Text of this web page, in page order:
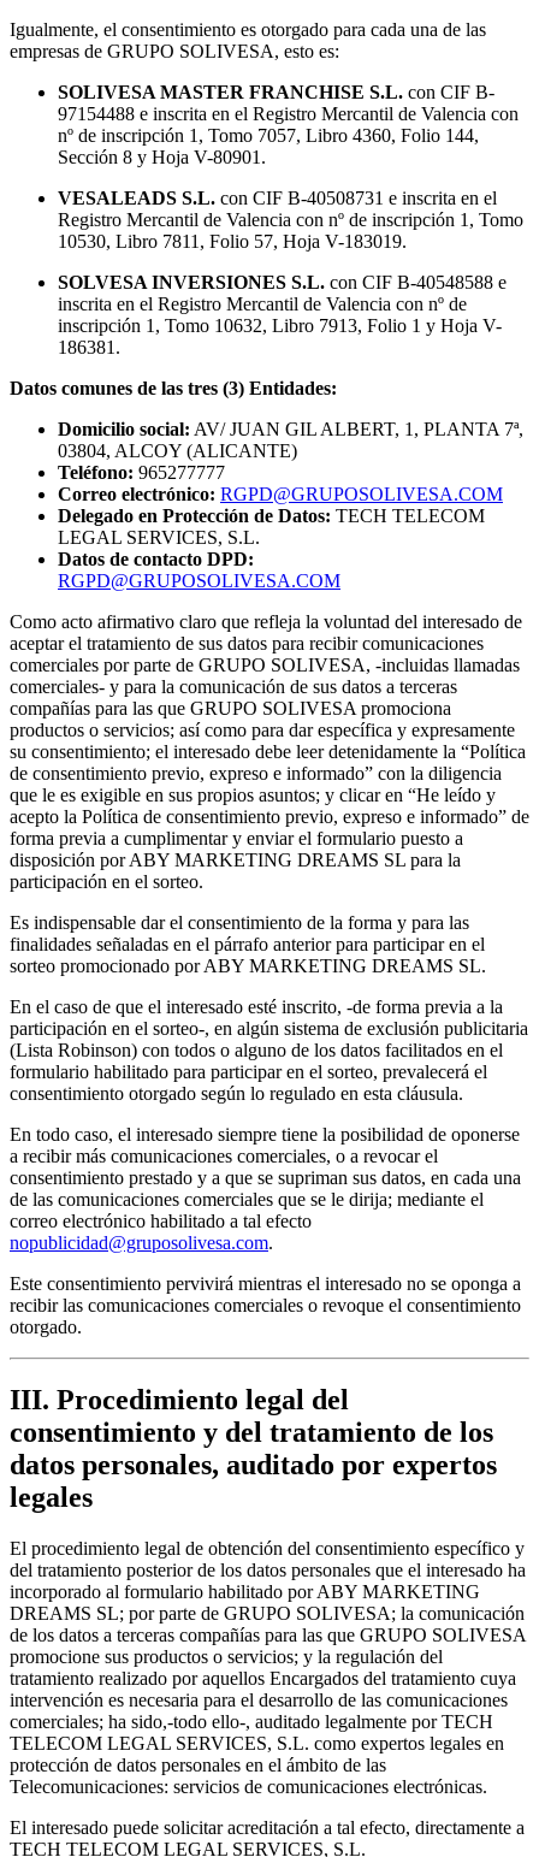
Igualmente, el consentimiento es otorgado para cada una de las
empresas de GRUPO SOLIVESA, esto es:
SOLIVESA MASTER FRANCHISE S.L. con CIF B-
97154488 e inscrita en el Registro Mercantil de Valencia con
nº de inscripción 1, Tomo 7057, Libro 4360, Folio 144,
Sección 8 y Hoja V-80901.
VESALEADS S.L. con CIF B-40508731 e inscrita en el
Registro Mercantil de Valencia con nº de inscripción 1, Tomo
10530, Libro 7811, Folio 57, Hoja V-183019.
SOLVESA INVERSIONES S.L. con CIF B-40548588 e
inscrita en el Registro Mercantil de Valencia con nº de
inscripción 1, Tomo 10632, Libro 7913, Folio 1 y Hoja V-
186381.
Datos comunes de las tres (3) Entidades:
Domicilio social: AV/ JUAN GIL ALBERT, 1, PLANTA 7ª,
03804, ALCOY (ALICANTE)
Teléfono: 965277777
Correo electrónico: RGPD@GRUPOSOLIVESA.COM
Delegado en Protección de Datos: TECH TELECOM
LEGAL SERVICES, S.L.
Datos de contacto DPD:
RGPD@GRUPOSOLIVESA.COM
Como acto afirmativo claro que refleja la voluntad del interesado de
aceptar el tratamiento de sus datos para recibir comunicaciones
comerciales por parte de GRUPO SOLIVESA, -incluidas llamadas
comerciales- y para la comunicación de sus datos a terceras
compañías para las que GRUPO SOLIVESA promociona
productos o servicios; así como para dar específica y expresamente
su consentimiento; el interesado debe leer detenidamente la “Política
de consentimiento previo, expreso e informado” con la diligencia
que le es exigible en sus propios asuntos; y clicar en “He leído y
acepto la Política de consentimiento previo, expreso e informado” de
forma previa a cumplimentar y enviar el formulario puesto a
disposición por ABY MARKETING DREAMS SL para la
participación en el sorteo.
Es indispensable dar el consentimiento de la forma y para las
finalidades señaladas en el párrafo anterior para participar en el
sorteo promocionado por ABY MARKETING DREAMS SL.
En el caso de que el interesado esté inscrito, -de forma previa a la
participación en el sorteo-, en algún sistema de exclusión publicitaria
(Lista Robinson) con todos o alguno de los datos facilitados en el
formulario habilitado para participar en el sorteo, prevalecerá el
consentimiento otorgado según lo regulado en esta cláusula.
En todo caso, el interesado siempre tiene la posibilidad de oponerse
a recibir más comunicaciones comerciales, o a revocar el
consentimiento prestado y a que se supriman sus datos, en cada una
de las comunicaciones comerciales que se le dirija; mediante el
correo electrónico habilitado a tal efecto
nopublicidad@gruposolivesa.com.
Este consentimiento pervivirá mientras el interesado no se oponga a
recibir las comunicaciones comerciales o revoque el consentimiento
otorgado.
III. Procedimiento legal del
consentimiento y del tratamiento de los
datos personales, auditado por expertos
legales
El procedimiento legal de obtención del consentimiento específico y
del tratamiento posterior de los datos personales que el interesado ha
incorporado al formulario habilitado por ABY MARKETING
DREAMS SL; por parte de GRUPO SOLIVESA; la comunicación
de los datos a terceras compañías para las que GRUPO SOLIVESA
promocione sus productos o servicios; y la regulación del
tratamiento realizado por aquellos Encargados del tratamiento cuya
intervención es necesaria para el desarrollo de las comunicaciones
comerciales; ha sido,-todo ello-, auditado legalmente por TECH
TELECOM LEGAL SERVICES, S.L. como expertos legales en
protección de datos personales en el ámbito de las
Telecomunicaciones: servicios de comunicaciones electrónicas.
El interesado puede solicitar acreditación a tal efecto, directamente a
TECH TELECOM LEGAL SERVICES, S.L.